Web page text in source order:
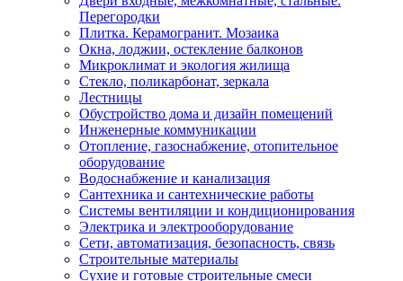
Перегородки
Плитка. Керамогранит. Мозаика
Окна, лоджии, остекление балконов
Микроклимат и экология жилища
Стекло, поликарбонат, зеркала
Лестницы
Обустройство дома и дизайн помещений
Инженерные коммуникации
Отопление, газоснабжение, отопительное
оборудование
Водоснабжение и канализация
Сантехника и сантехнические работы
Системы вентиляции и кондиционирования
Электрика и электрооборудование
Сети, автоматизация, безопасность, связь
Строительные материалы
Сухие и готовые строительные смеси